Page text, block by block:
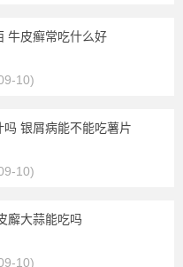
牛皮癣常吃什么好
10)
银屑病能不能吃薯片
10)
廨大蒜能吃吗
10)